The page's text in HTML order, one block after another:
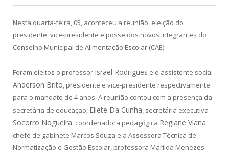
Nesta quarta-feira, 05, aconteceu a reunião, eleição do
presidente, vice-presidente e posse dos novos integrantes do
Conselho Municipal de Alimentação Escolar (CAE).
Foram eleitos o professor Israel Rodrigues e o assistente social
Anderson Brito, presidente e vice-presidente respectivamente
para o mandato de 4 anos. A reunião contou com a presença da
secretária de educação, Eliete Da Cunha, secretária executiva
Socorro Nogueira, coordenadora pedagógica Regiane Viana,
chefe de gabinete Marcos Souza e a Assessora Técnica de
Normatização e Gestão Escolar, professora Marilda Menezes.